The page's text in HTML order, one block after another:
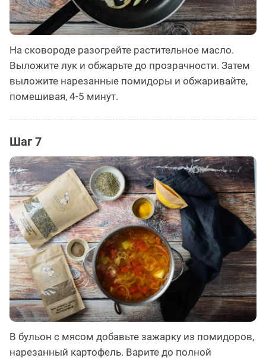
На сковороде разогрейте растительное масло.
Выложите лук и обжарьте до прозрачности. Затем
выложите нарезанные помидоры и обжаривайте,
помешивая, 4-5 минут.
Шаг 7
В бульон с мясом добавьте зажарку из помидоров,
нарезанный картофель. Варите до полной